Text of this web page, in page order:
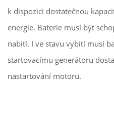
k dispozici dostatečnou
energie. Baterie musí být
nabití. I ve stavu vybití musí
startovacímu generátoru
nastartování motoru.